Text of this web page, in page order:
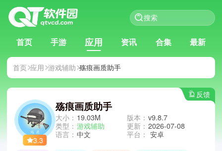
首页 手游 应用 资讯 合集 最新
首页 应用 游戏辅助 殇痕画质助手
反馈
3.3
殇痕画质助手
大小： 19.03M
类型： 游戏辅助
语言： 中文
版本： v9.8.7
更新： 2026-07-08
平台： 安卓